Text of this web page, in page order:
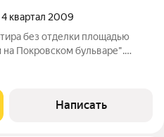
4 квартал 2009
без отделки площадью
Покровском бульваре".
две спальни, два
Написать